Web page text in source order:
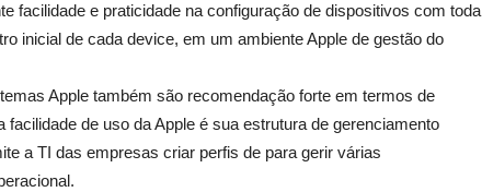
facilidade e praticidade na configuração de dispositivos com toda
inicial de cada device, em um ambiente Apple de gestão do
Apple também são recomendação forte em termos de
de uso da Apple é sua estrutura de gerenciamento
a TI das empresas criar perfis de para gerir várias